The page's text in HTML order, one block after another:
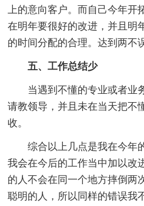
上的意向客户。而自己今年开
在明年要很好的改进，并且明
的时间分配的合理。达到两不
五、工作总结少
当遇到不懂的专业或者业
请教领导，并且未在当天把不
收。
综合以上几点是我在今年的
我会在今后的工作当中加以改
的人不会在同一个地方摔倒两
聪明的人，所以同样的错误我